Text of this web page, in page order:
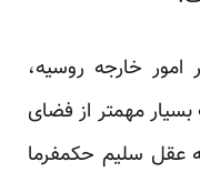
خارجه روسیه،
مهمتر از فضای
عقل سلیم حکمفرما